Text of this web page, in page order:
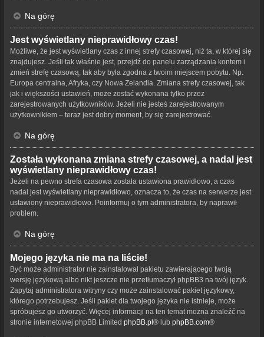
Na górę
Jest wyświetlany nieprawidłowy czas!
Możliwe, że jest wyświetlany czas z innej strefy czasowej, niż ta, w której się
znajdujesz. Jeśli tak właśnie jest, przejdź do panelu zarządzania kontem i
zmień strefę czasową, tak aby była zgodna z twoim miejscem pobytu. Np.
Europa centralna, Afryka, czy Nowa Zelandia. Zmiana strefy czasowej, tak
jak i większości ustawień, może zostać wykonana tylko przez
zarejestrowanych użytkowników. Jeżeli nie jesteś zarejestrowanym
użytkownikiem – teraz jest dobry moment, by się zarejestrować.
Na górę
Została wykonana zmiana strefy czasowej, a nadal jest
wyświetlany nieprawidłowy czas!
Jeżeli na pewno strefa czasowa została ustawiona prawidłowo, a czas
nadal jest wyświetlany nieprawidłowo, oznacza to, że czas na serwerze jest
ustawiony nieprawidłowo. Poinformuj o tym administratora, by naprawił
problem.
Na górę
Mojego języka nie ma na liście!
Być może administrator nie zainstalował pakietu zawierającego twoją
wersję językową albo nikt jeszcze nie przetłumaczył phpBB3 na twój język.
Zapytaj administratora witryny czy może zainstalować pakiet językowy,
którego potrzebujesz. Jeśli pakiet dla twojego języka nie istnieje, może
spróbujesz go utworzyć. Więcej informacji na ten temat można znaleźć na
stronie internetowej phpBB Limited phpBB.pl® lub phpBB.com®